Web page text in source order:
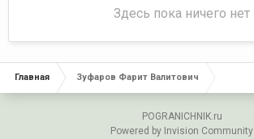
Здесь пока ничего нет
Главная Зуфаров Фарит Валитович
POGRANICHNIK.ru
Powered by Invision Community